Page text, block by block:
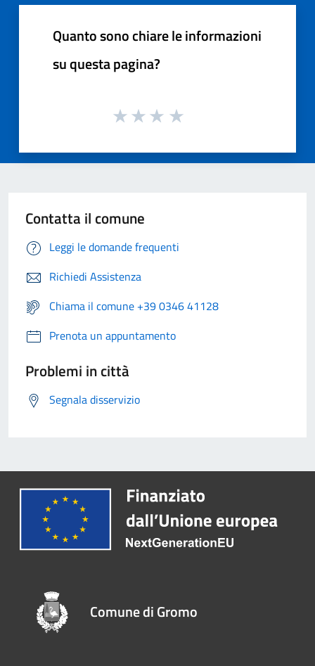
Quanto sono chiare le informazioni
su questa pagina?
Contatta il comune
Leggi le domande frequenti
Richiedi Assistenza
Chiama il comune +39 0346 41128
Prenota un appuntamento
Problemi in città
Segnala disservizio
Comune di Gromo